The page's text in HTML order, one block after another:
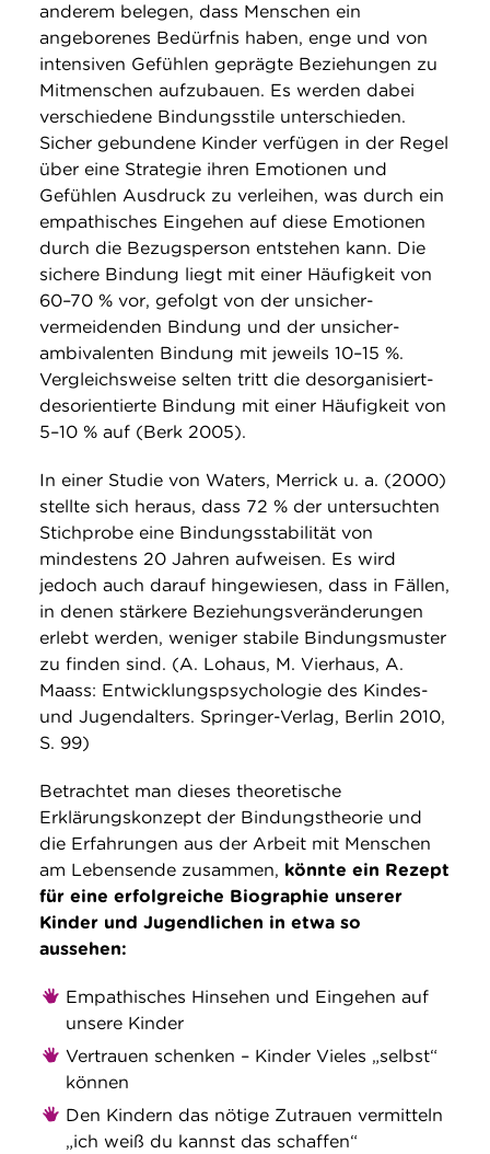
anderem belegen, dass Menschen ein
angeborenes Bedürfnis haben, enge und von
intensiven Gefühlen geprägte Beziehungen zu
Mitmenschen aufzubauen. Es werden dabei
verschiedene Bindungsstile unterschieden.
Sicher gebundene Kinder verfügen in der Regel
über eine Strategie ihren Emotionen und
Gefühlen Ausdruck zu verleihen, was durch ein
empathisches Eingehen auf diese Emotionen
durch die Bezugsperson entstehen kann. Die
sichere Bindung liegt mit einer Häufigkeit von
60–70 % vor, gefolgt von der unsicher-
vermeidenden Bindung und der unsicher-
ambivalenten Bindung mit jeweils 10–15 %.
Vergleichsweise selten tritt die desorganisiert-
desorientierte Bindung mit einer Häufigkeit von
5–10 % auf (Berk 2005).
In einer Studie von Waters, Merrick u. a. (2000)
stellte sich heraus, dass 72 % der untersuchten
Stichprobe eine Bindungsstabilität von
mindestens 20 Jahren aufweisen. Es wird
jedoch auch darauf hingewiesen, dass in Fällen,
in denen stärkere Beziehungsveränderungen
erlebt werden, weniger stabile Bindungsmuster
zu finden sind. (A. Lohaus, M. Vierhaus, A.
Maass: Entwicklungspsychologie des Kindes-
und Jugendalters. Springer-Verlag, Berlin 2010,
S. 99)
Betrachtet man dieses theoretische
Erklärungskonzept der Bindungstheorie und
die Erfahrungen aus der Arbeit mit Menschen
am Lebensende zusammen, könnte ein Rezept
für eine erfolgreiche Biographie unserer
Kinder und Jugendlichen in etwa so
aussehen:
Empathisches Hinsehen und Eingehen auf
unsere Kinder
Vertrauen schenken – Kinder Vieles „selbst“
können
Den Kindern das nötige Zutrauen vermitteln
„ich weiß du kannst das schaffen“